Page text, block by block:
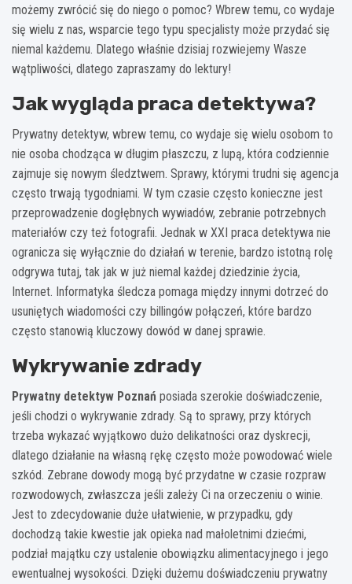
możemy zwrócić się do niego o pomoc? Wbrew temu, co wydaje
się wielu z nas, wsparcie tego typu specjalisty może przydać się
niemal każdemu. Dlatego właśnie dzisiaj rozwiejemy Wasze
wątpliwości, dlatego zapraszamy do lektury!
Jak wygląda praca detektywa?
Prywatny detektyw, wbrew temu, co wydaje się wielu osobom to
nie osoba chodząca w długim płaszczu, z lupą, która codziennie
zajmuje się nowym śledztwem. Sprawy, którymi trudni się agencja
często trwają tygodniami. W tym czasie często konieczne jest
przeprowadzenie dogłębnych wywiadów, zebranie potrzebnych
materiałów czy też fotografii. Jednak w XXI praca detektywa nie
ogranicza się wyłącznie do działań w terenie, bardzo istotną rolę
odgrywa tutaj, tak jak w już niemal każdej dziedzinie życia,
Internet. Informatyka śledcza pomaga między innymi dotrzeć do
usuniętych wiadomości czy billingów połączeń, które bardzo
często stanowią kluczowy dowód w danej sprawie.
Wykrywanie zdrady
Prywatny detektyw Poznań posiada szerokie doświadczenie,
jeśli chodzi o wykrywanie zdrady. Są to sprawy, przy których
trzeba wykazać wyjątkowo dużo delikatności oraz dyskrecji,
dlatego działanie na własną rękę często może powodować wiele
szkód. Zebrane dowody mogą być przydatne w czasie rozpraw
rozwodowych, zwłaszcza jeśli zależy Ci na orzeczeniu o winie.
Jest to zdecydowanie duże ułatwienie, w przypadku, gdy
dochodzą takie kwestie jak opieka nad małoletnimi dziećmi,
podział majątku czy ustalenie obowiązku alimentacyjnego i jego
ewentualnej wysokości. Dzięki dużemu doświadczeniu prywatny